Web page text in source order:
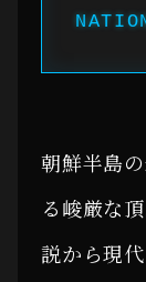
朝鮮半島
る峻厳な
説から現